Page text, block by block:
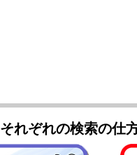
それぞれの検索の仕